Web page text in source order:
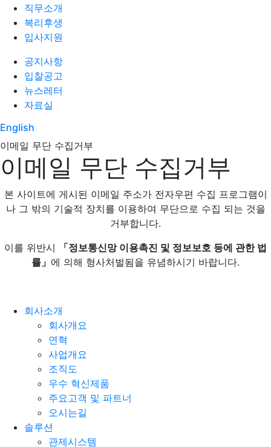
직무소개
복리후생
입사지원
공지사항
입찰공고
뉴스레터
자료실
English
이메일 무단 수집거부
이메일 무단 수집거부
이메일 무단수집금지 안내
본 사이트에 게시된 이메일 주소가 전자우편 수집 프로그램이
나 그 밖의 기술적 장치를 이용하여 무단으로 수집 되는 것을
거부합니다.
이를 위반시
「정보통신망 이용촉진 및 정보보호 등에 관한 법
률」 에 의해 형사처벌됨을 유념하시기 바랍니다.
회사소개
회사개요
연혁
사업개요
조직도
우수 혁신제품
주요고객 및 파트너
오시는길
솔루션
관제시스템